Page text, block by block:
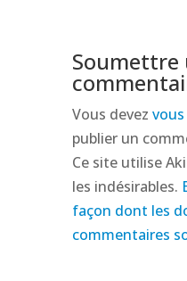
Soumettre
Vous devez
publier un
Ce site utilise
les indésirables.
façon dont les
commentaires